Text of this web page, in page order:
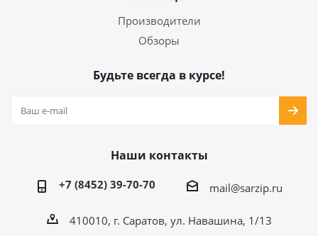
Производители
Обзоры
Будьте всегда в курсе!
Наши контакты
+7 (8452) 39-70-70 mail@sarzip.ru
410010, г. Саратов, ул. Навашина, 1/13